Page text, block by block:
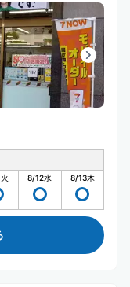
火 8/12水 8/13木